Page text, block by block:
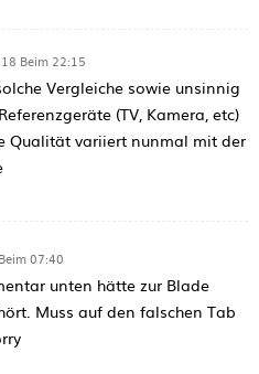
Beim 22:15
Vergleiche sowie unsinnig
(TV, Kamera, etc)
Qualität variiert nunmal mit der
07:40
unten hätte zur Blade
Muss auf den falschen Tab